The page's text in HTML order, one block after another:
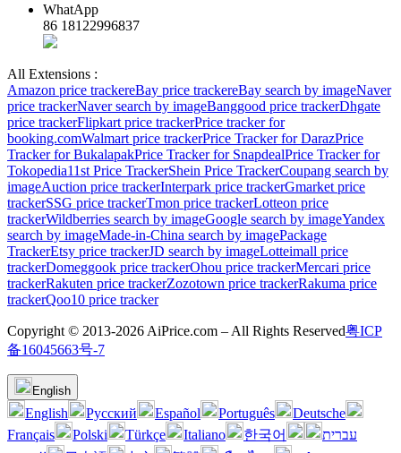
WhatApp
86 18122996837
All Extensions :
Amazon price trackereBay price trackereBay search by imageNaver
price trackerNaver search by imageBanggood price trackerDhgate
price trackerFlipkart price trackerPrice tracker for
booking.comWalmart price trackerPrice Tracker for DarazPrice
Tracker for BukalapakPrice Tracker for SnapdealPrice Tracker for
Tokopedia11st Price TrackerShein Price TrackerCoupang search by
imageAuction price trackerInterpark price trackerGmarket price
trackerSSG price trackerTmon price trackerLotteon price
trackerWildberries search by imageGoogle search by imageYandex
search by imageMade-in-China search by imagePackage
TrackerEtsy price trackerJD search by imageLotteimall price
trackerDomeggook price trackerOhou price trackerMercari price
trackerRakuten price trackerZozotown price trackerRakuma price
trackerQoo10 price tracker
Copyright © 2013-2026 AiPrice.com – All Rights Reserved粤ICP
备16045663号-7
English
English Pусский Español Português
Deutsche
Français
Polski Türkçe Italiano 한국어
עברית